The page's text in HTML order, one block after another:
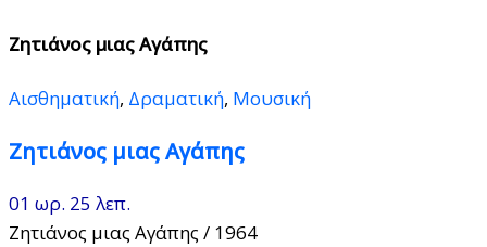
Ζητιάνος μιας Αγάπης
Αισθηματική, Δραματική, Μουσική
Ζητιάνος μιας Αγάπης
01 ωρ. 25 λεπ.
Ζητιάνος μιας Αγάπης / 1964